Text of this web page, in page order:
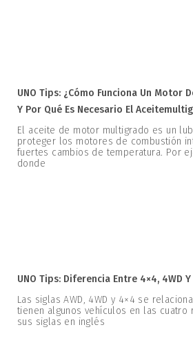
UNO Tips: ¿Cómo Funciona Un Motor
Y Por Qué Es Necesario El
El aceite de motor multigrado es un
proteger los motores de combustión
fuertes cambios de temperatura. Por
donde
UNO Tips: Diferencia Entre 4×4, 4WD Y
Las siglas AWD, 4WD y 4×4 se
tienen algunos vehículos en las
sus siglas en inglés